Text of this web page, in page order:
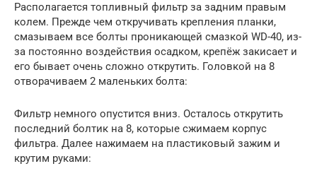
Располагается топливный фильтр за задним правым
колем. Прежде чем откручивать крепления планки,
смазываем все болты проникающей смазкой WD-40, из-
за постоянно воздействия осадком, крепёж закисает и
его бывает очень сложно открутить. Головкой на 8
отворачиваем 2 маленьких болта:
Фильтр немного опустится вниз. Осталось открутить
последний болтик на 8, которые сжимаем корпус
фильтра. Далее нажимаем на пластиковый зажим и
крутим руками: